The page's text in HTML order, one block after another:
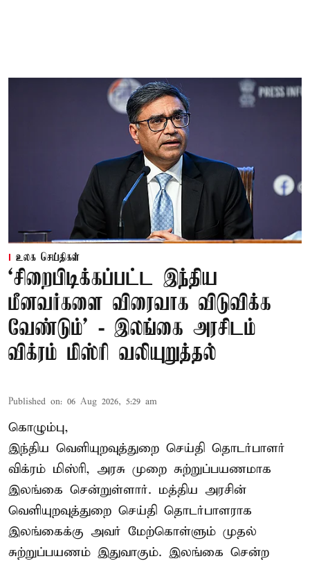
உலக செய்திகள்
‘சிறைபிடிக்கப்பட்ட இந்திய
மீனவர்களை விரைவாக விடுவிக்க
வேண்டும்' - இலங்கை அரசிடம்
விக்ரம் மிஸ்ரி வலியுறுத்தல்
Published on: 06 Aug 2026, 5:29 am
கொழும்பு,
இந்திய வெளியுறவுத்துறை செய்தி தொடர்பாளர்
விக்ரம் மிஸ்ரி, அரசு முறை சுற்றுப்பயணமாக
இலங்கை சென்றுள்ளார். மத்திய அரசின்
வெளியுறவுத்துறை செய்தி தொடர்பாளராக
இலங்கைக்கு அவர் மேற்கொள்ளும் முதல்
சுற்றுப்பயணம் இதுவாகும். இலங்கை சென்ற